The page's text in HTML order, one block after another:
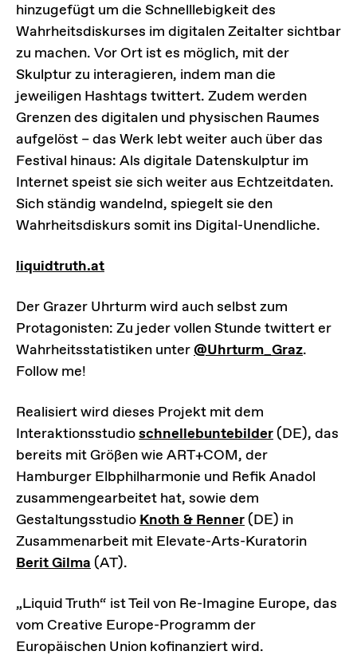
hinzugefügt um die Schnelllebigkeit des
Wahrheitsdiskurses im digitalen Zeitalter sichtbar
zu machen. Vor Ort ist es möglich, mit der
Skulptur zu interagieren, indem man die
jeweiligen Hashtags twittert. Zudem werden
Grenzen des digitalen und physischen Raumes
aufgelöst – das Werk lebt weiter auch über das
Festival hinaus: Als digitale Datenskulptur im
Internet speist sie sich weiter aus Echtzeitdaten.
Sich ständig wandelnd, spiegelt sie den
Wahrheitsdiskurs somit ins Digital-Unendliche.
liquidtruth.at
Der Grazer Uhrturm wird auch selbst zum
Protagonisten: Zu jeder vollen Stunde twittert er
Wahrheitsstatistiken unter@Uhrturm_Graz.
Follow me!
Realisiert wird dieses Projekt mit dem
Interaktionsstudioschnellebuntebilder (DE), das
bereits mit Größen wie ART+COM, der
Hamburger Elbphilharmonie und Refik Anadol
zusammengearbeitet hat, sowie dem
GestaltungsstudioKnoth & Renner (DE) in
Zusammenarbeit mit Elevate-Arts-Kuratorin
Berit Gilma (AT).
„Liquid Truth“ ist Teil von Re-Imagine Europe, das
vom Creative Europe-Programm der
Europäischen Union kofinanziert wird.